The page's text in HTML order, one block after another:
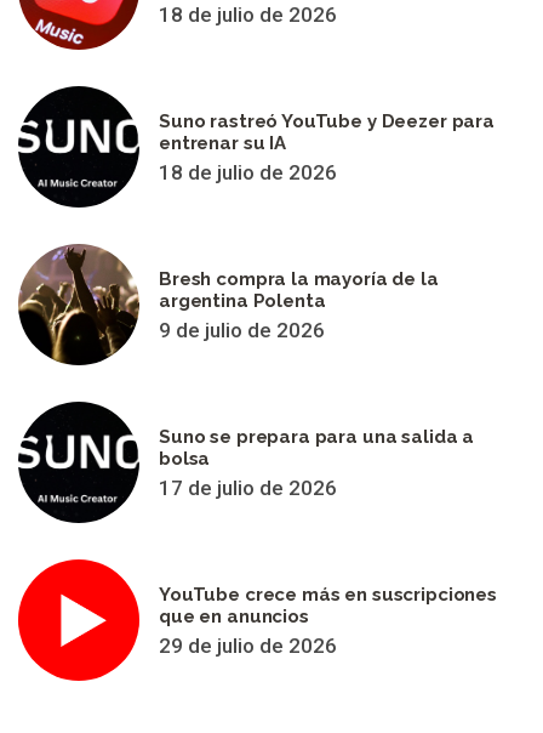
18 de julio de 2026
Suno rastreó YouTube y Deezer para
entrenar su IA
18 de julio de 2026
Bresh compra la mayoría de la
argentina Polenta
9 de julio de 2026
Suno se prepara para una salida a
bolsa
17 de julio de 2026
YouTube crece más en suscripciones
que en anuncios
29 de julio de 2026